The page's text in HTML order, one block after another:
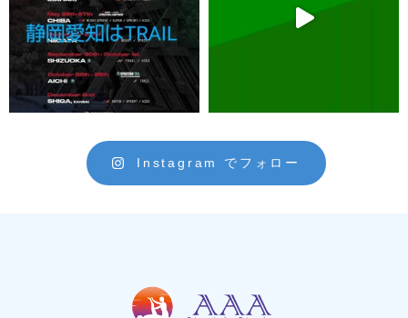
Instagram でフォロー